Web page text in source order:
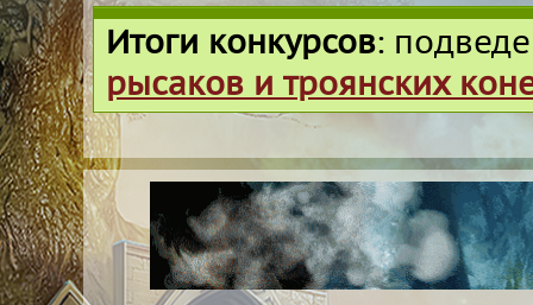
Итоги конкурсов:
рысаков и троянских